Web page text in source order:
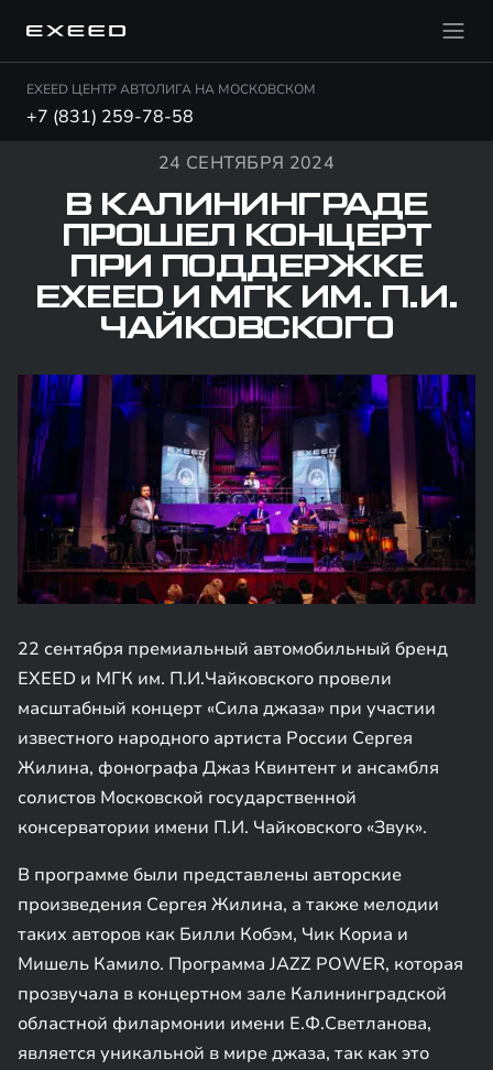
EXEED ЦЕНТР АВТОЛИГА НА МОСКОВСКОМ
+7 (831) 259-78-58
24 СЕНТЯБРЯ 2024
В КАЛИНИНГРАДЕ
ПРОШЕЛ КОНЦЕРТ
ПРИ ПОДДЕРЖКЕ
EXEED И МГК ИМ. П.И.
ЧАЙКОВСКОГО
22 сентября премиальный автомобильный бренд
EXEED и МГК им. П.И.Чайковского провели
масштабный концерт «Сила джаза» при участии
известного народного артиста России Сергея
Жилина, фонографа Джаз Квинтент и ансамбля
солистов Московской государственной
консерватории имени П.И. Чайковского «Звук».
В программе были представлены авторские
произведения Сергея Жилина, а также мелодии
таких авторов как Билли Кобэм, Чик Кориа и
Мишель Камило. Программа JAZZ POWER, которая
прозвучала в концертном зале Калининградской
областной филармонии имени Е.Ф.Светланова,
является уникальной в мире джаза, так как это